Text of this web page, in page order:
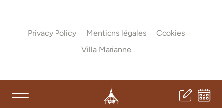
Privacy Policy Mentions légales
Cookies
Villa Marianne